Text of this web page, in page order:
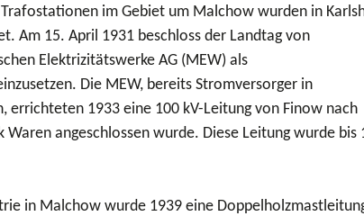
im Gebiet um Malchow wurden in
Am 15. April 1931 beschloss der Landtag von
Elektrizitätswerke AG (MEW) als
Die MEW, bereits Stromversorger in
errichteten 1933 eine 100 kV-Leitung von Finow nach
angeschlossen wurde. Diese Leitung wurde bis
in Malchow wurde 1939 eine